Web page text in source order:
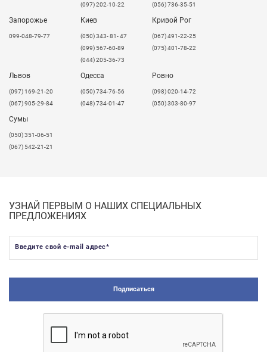
(097) 202-10-22
(056) 736-35-51
Запорожье
099-048-79-77
Киев
(050) 343- 81- 47
(099) 567-60-89
(044) 205-36-73
Кривой Рог
(067) 491-22-25
(075) 401-78-22
Львов
​(097) 169-21-20
(067) 905-29-84
Одесса
(050) 734-76-56
(048) 734-01-47
Ровно
(098) 020-14-72
(050) 303-80-97
Сумы
(050) 351-06-51
(067) 542-21-21
УЗНАЙ ПЕРВЫМ О НАШИХ СПЕЦИАЛЬНЫХ
ПРЕДЛОЖЕНИЯХ
Введите свой e-mail адрес*
Подписаться